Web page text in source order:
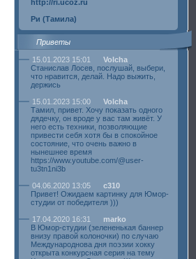
http://ri.ucoz.ru
Ри (Тамила)
Приветы
15.01.2023 15:01
Volcha
Станислав Лосев, послушай, выбери,
что нравится, делай. Надо выжить,
держись
15.01.2023 15:00
Volcha
Тамил, привет. Хочу показать одного
дядечку, он вроде у вас там живёт. У
него есть техники, позволяющие
привести себя хотя бы в спокойное
состояние, что очень важно в
нынешнее время
https://www.youtube.com/@user-
tu3tn1ni3b
04.06.2020 13:05
c310
Привет! Ожидаем картинку для Юмор-
студии от победителя )))
17.04.2020 16:31
marko
В Юмор-студии (зелененькая баннер
внизу правой колоночки) по случаю
Международнова дня поэзии хокку
открыта конкурсная серия на тему